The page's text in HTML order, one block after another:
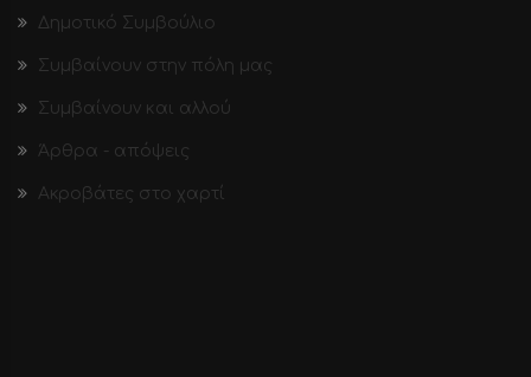
Δημοτικό Συμβούλιο
Συμβαίνουν στην πόλη μας
Συμβαίνουν και αλλού
Άρθρα - απόψεις
Ακροβάτες στο χαρτί